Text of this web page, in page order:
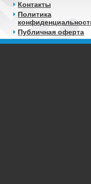
Контакты
Политика
Публичная оферта